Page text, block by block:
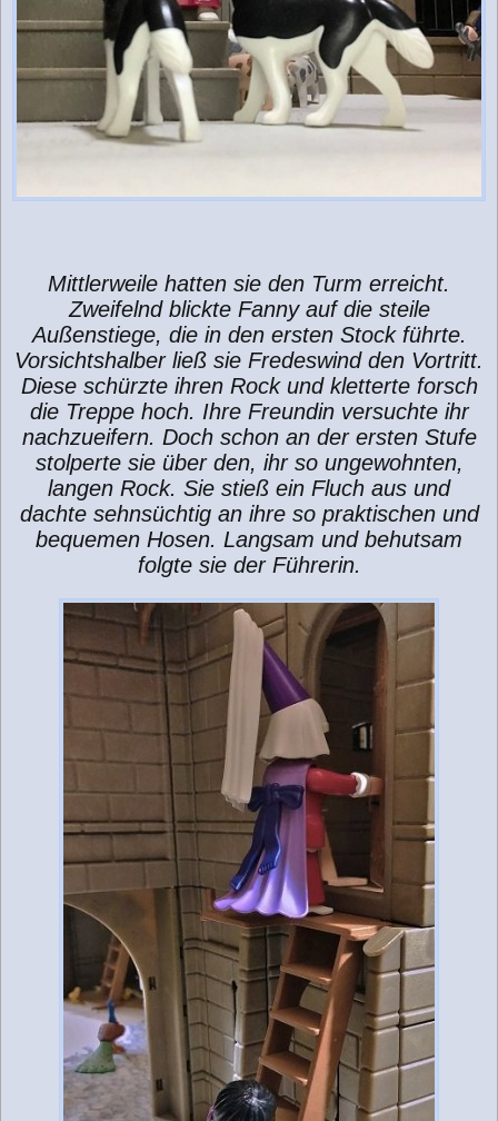
Mittlerweile hatten sie den Turm erreicht.
Zweifelnd blickte Fanny auf die steile
Außenstiege, die in den ersten Stock führte.
Vorsichtshalber ließ sie Fredeswind den Vortritt.
Diese schürzte ihren Rock und kletterte forsch
die Treppe hoch. Ihre Freundin versuchte ihr
nachzueifern. Doch schon an der ersten Stufe
stolperte sie über den, ihr so ungewohnten,
langen Rock. Sie stieß ein Fluch aus und
dachte sehnsüchtig an ihre so praktischen und
bequemen Hosen. Langsam und behutsam
folgte sie der Führerin.